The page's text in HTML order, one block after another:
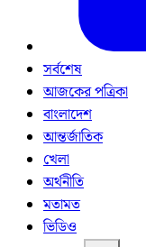
সর্বশেষ
আজকের পত্রিকা
বাংলাদেশ
আন্তর্জাতিক
খেলা
অর্থনীতি
মতামত
ভিডিও